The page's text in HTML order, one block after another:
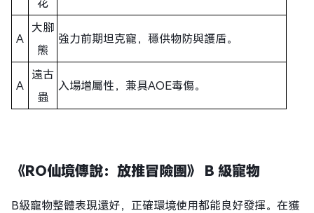
A
大腳
熊
強力前期坦克寵，穩供物防與護盾。
A
遠古
蟲
入場增屬性，兼具AOE毒傷。
《RO仙境傳說：放推冒險團》 B 級寵物
B級寵物整體表現還好，正確環境使用都能良好發揮。在獲